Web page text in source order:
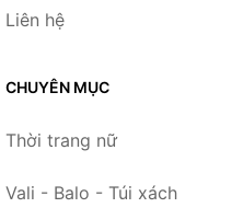
Liên hệ
CHUYÊN MỤC
Thời trang nữ
Vali - Balo - Túi xách